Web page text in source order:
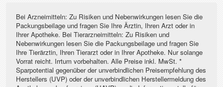
Bei Arzneimitteln: Zu Risiken und Nebenwirkungen lesen Sie die
Packungsbeilage und fragen Sie Ihre Ärztin, Ihren Arzt oder in
Ihrer Apotheke. Bei Tierarzneimitteln: Zu Risiken und
Nebenwirkungen lesen Sie die Packungsbeilage und fragen Sie
Ihre Tierärztin, Ihren Tierarzt oder in Ihrer Apotheke. Nur solange
Vorrat reicht. Irrtum vorbehalten. Alle Preise inkl. MwSt. *
Sparpotential gegenüber der unverbindlichen Preisempfehlung des
Herstellers (UVP) oder der unverbindlichen Herstellermeldung des